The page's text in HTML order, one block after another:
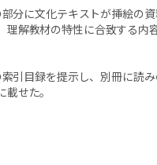
分に文化テキストが挿絵の
理解教材の特性に合致する内
引目録を提示し、別冊に読
せた。